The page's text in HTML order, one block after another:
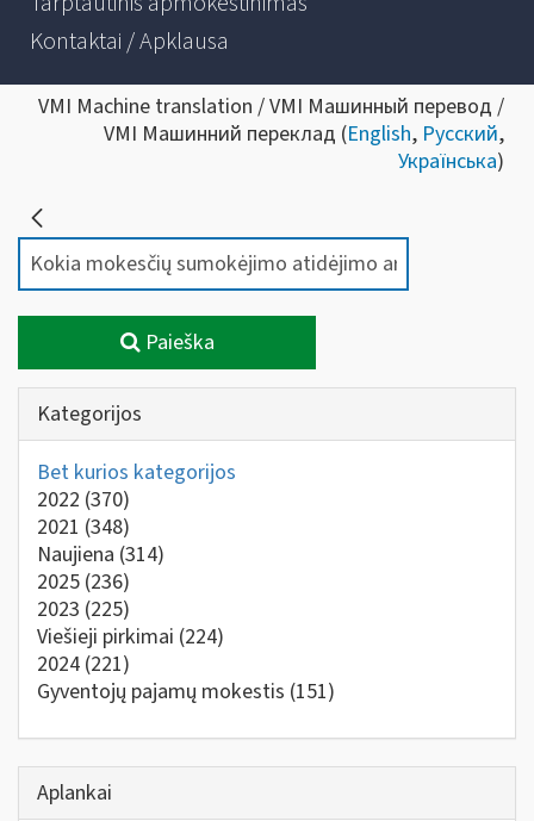
Kontaktai / Apklausa
VMI Machine translation / VMI Машинный перевод /
VMI Машинний переклад (English, Русский,
Українська)
Paieška
Kategorijos
Bet kurios kategorijos
2022 (370)
2021 (348)
Naujiena (314)
2025 (236)
2023 (225)
Viešieji pirkimai (224)
2024 (221)
Gyventojų pajamų mokestis (151)
Aplankai